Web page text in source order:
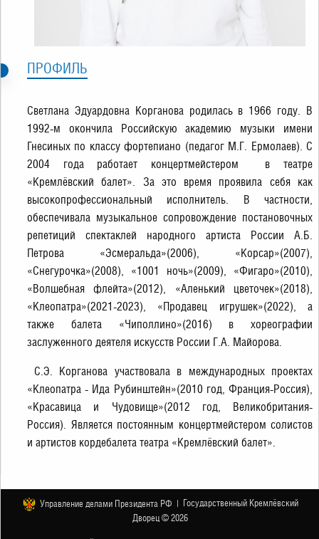
ПРОФИЛЬ
Светлана Эдуардовна Корганова родилась в 1966 году. В
1992-м окончила Российскую академию музыки имени
Гнесиных по классу фортепиано (педагог М.Г. Ермолаев). С
2004 года работает концертмейстером в театре
«Кремлёвский балет». За это время проявила себя как
высокопрофессиональный исполнитель. В частности,
обеспечивала музыкальное сопровождение постановочных
репетиций спектаклей народного артиста России А.Б.
Петрова «Эсмеральда»(2006), «Корсар»(2007),
«Снегурочка»(2008), «1001 ночь»(2009), «Фигаро»(2010),
«Волшебная флейта»(2012), «Аленький цветочек»(2018),
«Клеопатра»(2021-2023), «Продавец игрушек»(2022), а
также балета «Чиполлино»(2016) в хореографии
заслуженного деятеля искусств России Г.А. Майорова.
С.Э. Корганова участвовала в международных проектах
«Клеопатра - Ида Рубинштейн»(2010 год, Франция-Россия),
«Красавица и Чудовище»(2012 год, Великобритания-
Россия). Является постоянным концертмейстером солистов
и артистов кордебалета театра «Кремлёвский балет».
Управление делами Президента РФ | Государственный Кремлёвский
Дворец © 2026